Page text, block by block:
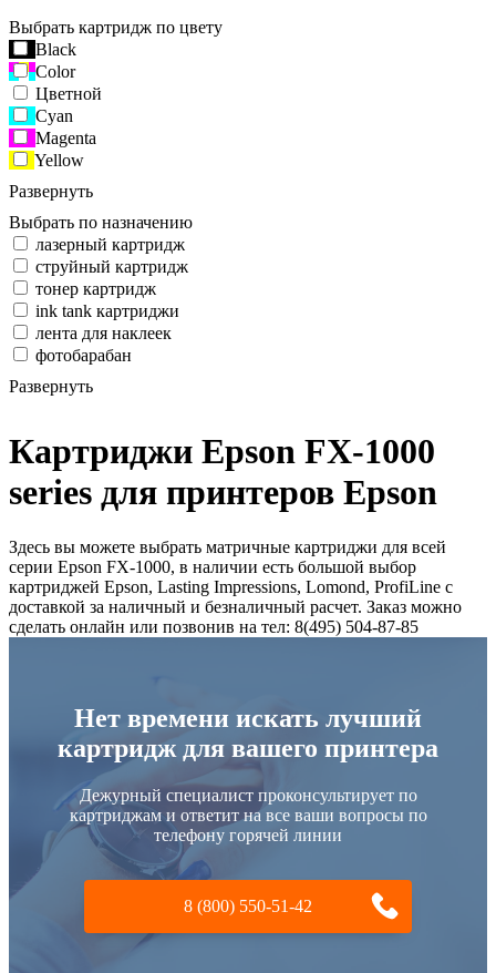
Выбрать картридж по цвету
Black
Color
Цветной
Cyan
Magenta
Yellow
Развернуть
Выбрать по назначению
лазерный картридж
струйный картридж
тонер картридж
ink tank картриджи
лента для наклеек
фотобарабан
Развернуть
Картриджи Epson FX-1000
series для принтеров Epson
Здесь вы можете выбрать матричные картриджи для всей
серии Epson FX-1000, в наличии есть большой выбор
картриджей Epson, Lasting Impressions, Lomond, ProfiLine с
доставкой за наличный и безналичный расчет. Заказ можно
сделать онлайн или позвонив на тел: 8(495) 504-87-85
Нет времени искать лучший
картридж для вашего принтера
Дежурный специалист проконсультирует по
картриджам и ответит на все ваши вопросы по
телефону горячей линии
8 (800) 550-51-42